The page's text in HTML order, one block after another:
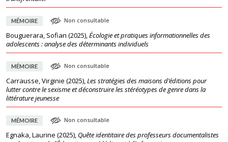
MÉMOIRE Non consultable
Bouguerara, Sofian (2025),Écologie et pratiques informationnelles des
adolescents : analyse des déterminants individuels
MÉMOIRE Non consultable
Carrausse, Virginie (2025),Les stratégies des maisons d’éditions pour
lutter contre le sexisme et déconstruire les stéréotypes de genre dans la
littérature jeunesse
MÉMOIRE Non consultable
Egnaka, Laurine (2025), Quête identitaire des professeurs documentalistes